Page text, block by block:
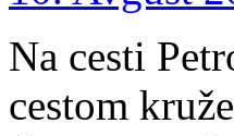
Na cesti
cestom